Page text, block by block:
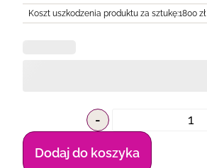
Koszt uszkodzenia produktu za sztukę:1800 zł
-
Dodaj do koszyka